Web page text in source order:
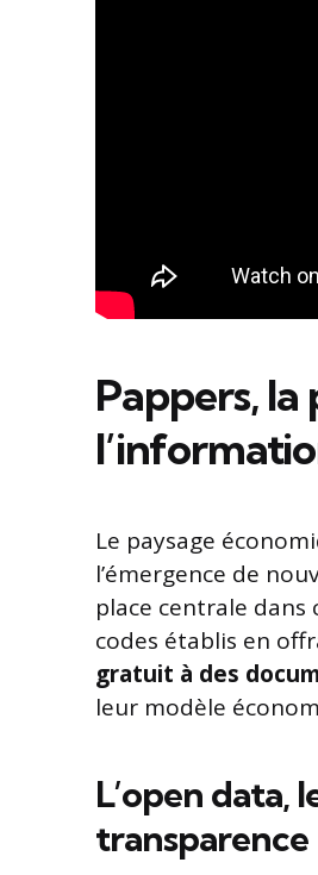
Pappers,
Le paysage
l’émergence de
place centrale
codes établis en
gratuit à des
leur modèle
L’open data,
transparence